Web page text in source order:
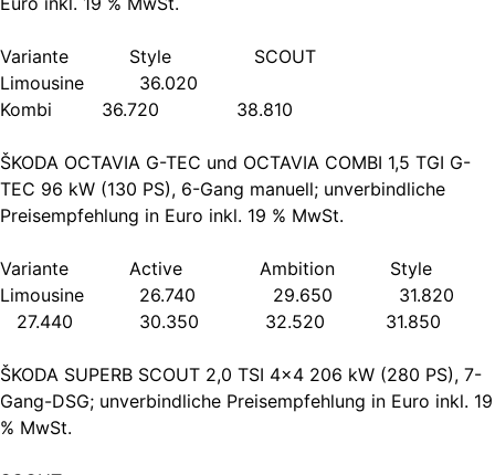
Variante Style SCOUT
Limousine 36.020
Kombi 36.720 38.810
ŠKODA OCTAVIA G-TEC und OCTAVIA COMBI 1,5 TGI G-
TEC 96 kW (130 PS), 6-Gang manuell; unverbindliche
Preisempfehlung in Euro inkl. 19 % MwSt.
Variante Active Ambition Style
Limousine 26.740 29.650 31.820
27.440 30.350 32.520 31.850
ŠKODA SUPERB SCOUT 2,0 TSI 4×4 206 kW (280 PS), 7-
Gang-DSG; unverbindliche Preisempfehlung in Euro inkl. 19
% MwSt.